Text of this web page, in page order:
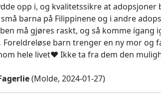
opp i, og kvalitetssikre at
små barna på Filippinene og i andre
må gjøres raskt, og så komme igang
Foreldreløse barn trenger en ny
hele livet❤️ Ikke ta fra dem den
(Molde, 2024-01-27)